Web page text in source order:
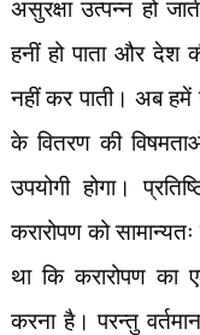
असुरक्षा उत्पन्न हो
हनीं हो पाता और देश
नहीं कर पाती। अब हमें
के वितरण की
उपयोगी होगा।
करारोपण को
था कि करारोपण का
करना है। परन्तु